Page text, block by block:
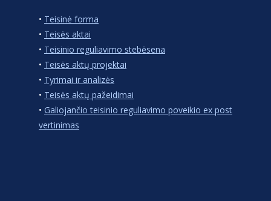
• Teisinė forma
• Teisės aktai
• Teisinio reguliavimo stebėsena
• Teisės aktų projektai
• Tyrimai ir analizės
• Teisės aktų pažeidimai
• Galiojančio teisinio reguliavimo poveikio ex post
vertinimas